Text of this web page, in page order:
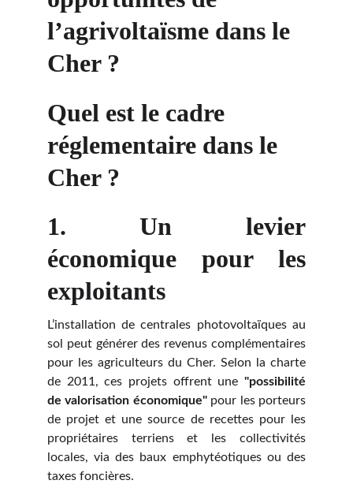
l’agrivoltaïsme dans le
Cher ?
1.Un levier
économique pour les
exploitants
L’installation de centrales photovoltaïques au
sol peut générer des revenus complémentaires
pour les agriculteurs du Cher. Selon la charte
de 2011, ces projets offrent une "possibilité
de valorisation économique"pour les porteurs
de projet et une source de recettes pour les
propriétaires terriens et les collectivités
locales, via des baux emphytéotiques ou des
taxes foncières.
Quel est le cadre
réglementaire dans le
Cher ?